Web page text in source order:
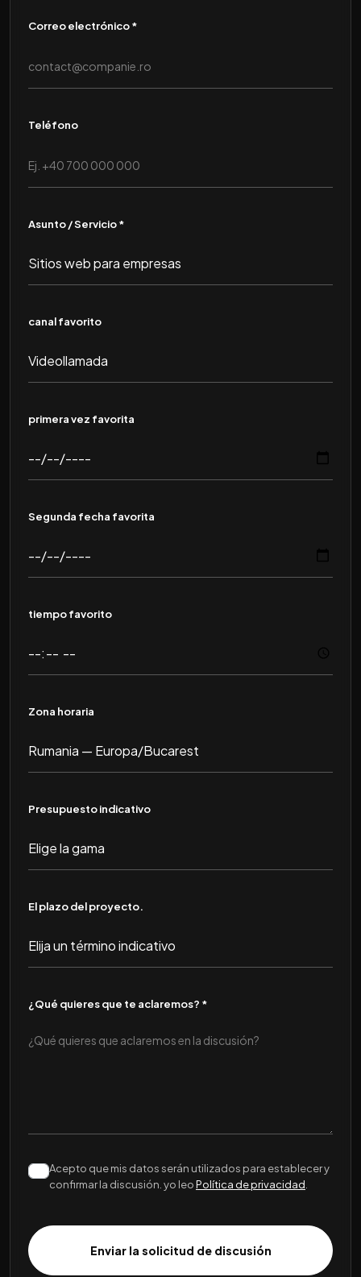
Correo electrónico *
Teléfono
Asunto / Servicio *
canal favorito
primera vez favorita
Segunda fecha favorita
tiempo favorito
Zona horaria
Presupuesto indicativo
El plazo del proyecto.
¿Qué quieres que te aclaremos? *
Acepto que mis datos serán utilizados para establecer y
confirmar la discusión. yo leoPolítica de privacidad
Enviar la solicitud de discusión